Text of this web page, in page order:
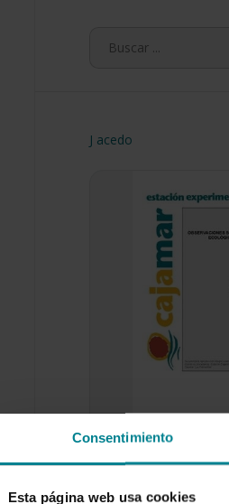
Consentimiento
Esta página web usa cookies
J acedo
cultivo de